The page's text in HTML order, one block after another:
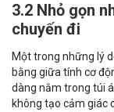
3.2 Nhỏ gọn
chuyến đi
Một trong những lý
bằng giữa tính cơ
dàng nằm trong túi
không tạo cảm giác